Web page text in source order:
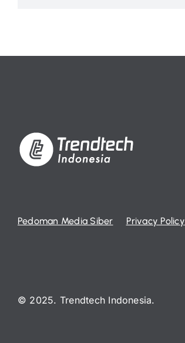
Pedoman Media Siber Privacy Policy
© 2025. Trendtech Indonesia.